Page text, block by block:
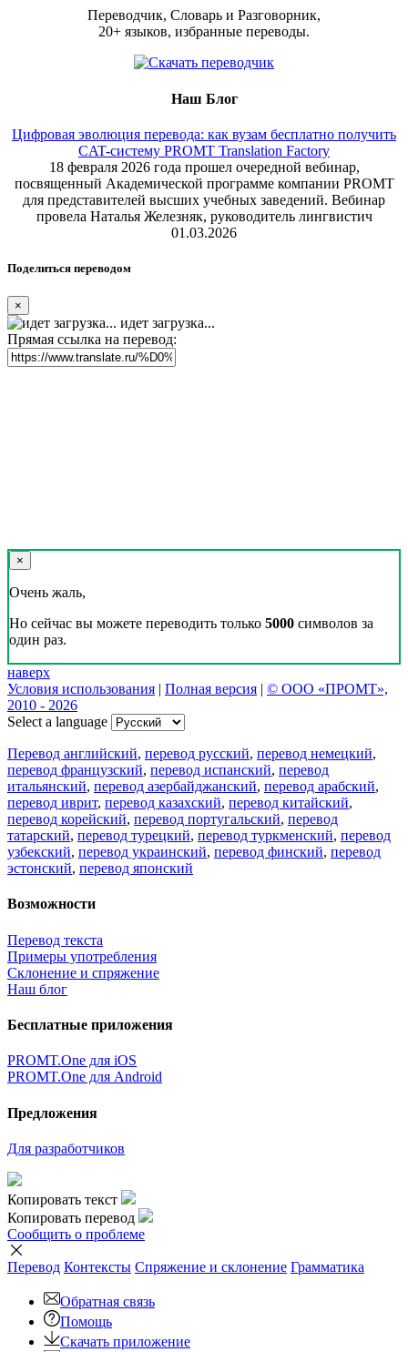
Переводчик, Словарь и Разговорник,
20+ языков, избранные переводы.
Наш Блог
Цифровая эволюция перевода: как вузам бесплатно получить
CAT-систему PROMT Translation Factory
18 февраля 2026 года прошел очередной вебинар,
посвященный Академической программе компании PROMT
для представителей высших учебных заведений. Вебинар
провела Наталья Железняк, руководитель лингвистич
01.03.2026
Поделиться переводом
×
идет загрузка...
Прямая ссылка на перевод:
×
Очень жаль,
Но сейчас вы можете переводить только 5000 символов за
один раз.
наверх
Условия использования | Полная версия | © ООО «ПРОМТ»,
2010 - 2026
Select a language
Перевод английский, перевод русский, перевод немецкий,
перевод французский, перевод испанский, перевод
итальянский, перевод азербайджанский, перевод арабский,
перевод иврит, перевод казахский, перевод китайский,
перевод корейский, перевод португальский, перевод
татарский, перевод турецкий, перевод туркменский, перевод
узбекский, перевод украинский, перевод финский, перевод
эстонский, перевод японский
Возможности
Перевод текста
Примеры употребления
Склонение и спряжение
Наш блог
Бесплатные приложения
PROMT.One для iOS
PROMT.One для Android
Предложения
Для разработчиков
Копировать текст
Копировать перевод
Сообщить о проблеме
Перевод Контексты Спряжение и склонение Грамматика
Обратная связь
Помощь
Скачать приложение